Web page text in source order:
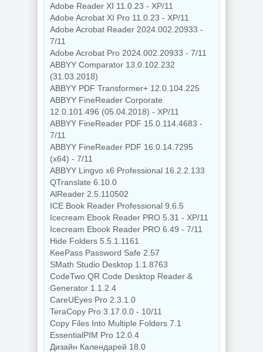
Adobe Reader XI 11.0.23 - XP/11
Adobe Acrobat XI Pro 11.0.23 - XP/11
Adobe Acrobat Reader 2024.002.20933 -
7/11
Adobe Acrobat Pro 2024.002.20933 - 7/11
ABBYY Comparator 13.0.102.232
(31.03.2018)
ABBYY PDF Transformer+ 12.0.104.225
ABBYY FineReader Corporate
12.0.101.496 (05.04.2018) - XP/11
ABBYY FineReader PDF 15.0.114.4683 -
7/11
ABBYY FineReader PDF 16.0.14.7295
(x64) - 7/11
ABBYY Lingvo x6 Professional 16.2.2.133
QTranslate 6.10.0
AlReader 2.5.110502
ICE Book Reader Professional 9.6.5
Icecream Ebook Reader PRO 5.31 - XP/11
Icecream Ebook Reader PRO 6.49 - 7/11
Hide Folders 5.5.1.1161
KeePass Password Safe 2.57
SMath Studio Desktop 1.1.8763
CodeTwo QR Code Desktop Reader &
Generator 1.1.2.4
CareUEyes Pro 2.3.1.0
TeraCopy Pro 3.17.0.0 - 10/11
Copy Files Into Multiple Folders 7.1
EssentialPIM Pro 12.0.4
Дизайн Календарей 18.0